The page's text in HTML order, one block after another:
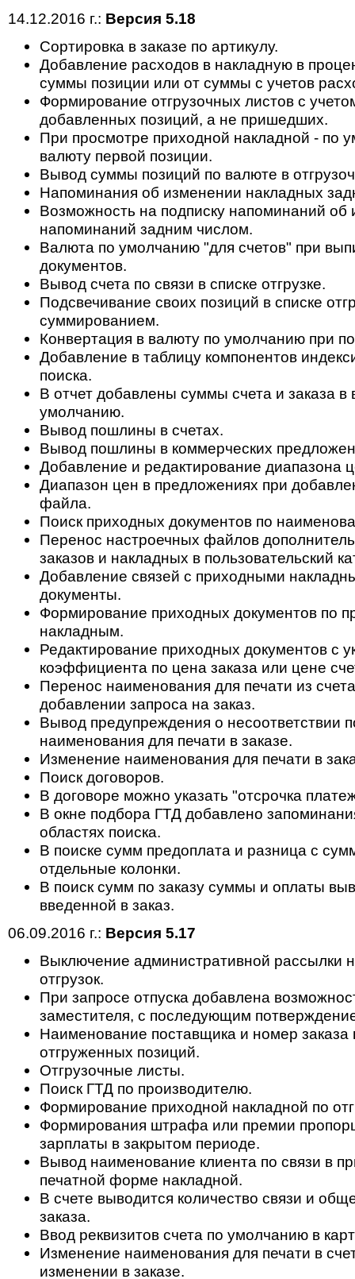
14.12.2016 г.: Версия 5.18
Cортировка в заказе по артикулу.
Добавление расходов в накладную в
суммы позиции или от суммы с учетов
Формирование отгрузочных листов с
добавленных позиций, а не пришедших.
При просмотре приходной накладной - по
валюту первой позиции.
Вывод суммы позиций по валюте в
Напоминания об изменении накладных
Возможность на подписку напоминаний об
напоминаний задним числом.
Валюта по умолчанию "для счетов" при
документов.
Вывод счета по связи в списке отгрузке.
Подсвечивание своих позиций в списке
суммированием.
Конвертация в валюту по умолчанию при
Добавление в таблицу компонентов
поиска.
В отчет добавлены суммы счета и заказа в
умолчанию.
Вывод пошлины в счетах.
Вывод пошлины в коммерческих
Добавление и редактирование диапазона
Диапазон цен в предложениях при
файла.
Поиск приходных документов по
Перенос настроечных файлов
заказов и накладных в пользовательский
Добавление связей с приходными
документы.
Формирование приходных документов по
накладным.
Редактирование приходных документов с
коэффициента по цена заказа или цене
Перенос наименования для печати из
добавлении запроса на заказ.
Вывод предупреждения о несоответствии
наименования для печати в заказе.
Изменение наименования для печати в
Поиск договоров.
В договоре можно указать "отсрочка
В окне подбора ГТД добавлено
областях поиска.
В поиске сумм предоплата и разница с
отдельные колонки.
В поиск сумм по заказу суммы и оплаты
введенной в заказ.
06.09.2016 г.: Версия 5.17
Выключение административной рассылки
отгрузок.
При запросе отпуска добавлена
заместителя, с последующим
Наименование поставщика и номер
отгруженных позиций.
Отгрузочные листы.
Поиск ГТД по производителю.
Формирование приходной накладной по
Формирования штрафа или премии
зарплаты в закрытом периоде.
Вывод наименование клиента по связи в
печатной форме накладной.
В счете выводится количество связи и
заказа.
Ввод реквизитов счета по умолчанию в
Изменение наименования для печати в
изменении в заказе.